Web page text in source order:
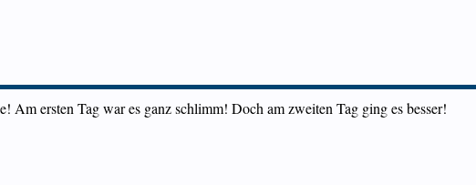
Am ersten Tag war es ganz schlimm! Doch am zweiten Tag ging es besser!